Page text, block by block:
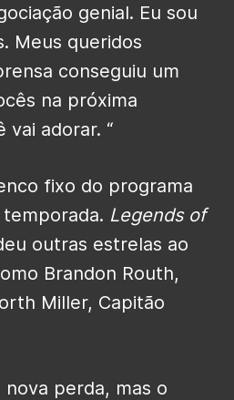
genial. Eu sou
Meus queridos
conseguiu um
na próxima
vai adorar. “
fixo do programa
Legends of
outras estrelas ao
Brandon Routh,
Miller, Capitão
nova perda, mas o